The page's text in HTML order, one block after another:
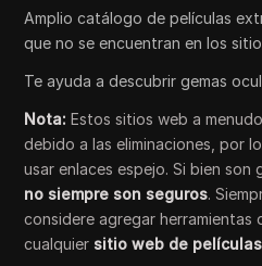
Amplio catálogo de películas
que no se encuentran en los
Te ayuda a descubrir gemas
Nota: Estos sitios web a
debido a las eliminaciones, por
usar enlaces espejo. Si bien son
no siempre son seguros.
considere agregar
cualquier sitio web de